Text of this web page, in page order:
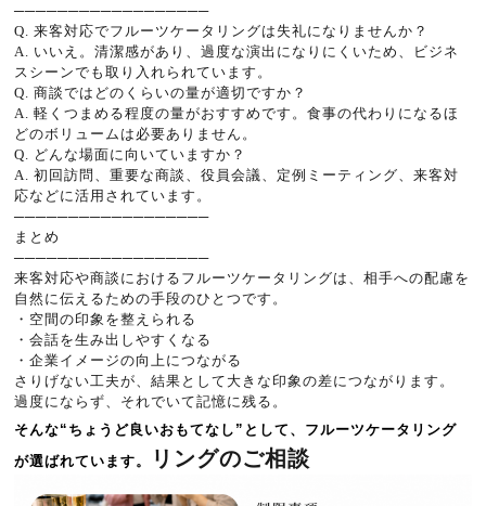
──────────────────
Q. 来客対応でフルーツケータリングは失礼になりませんか？
A. いいえ。清潔感があり、過度な演出になりにくいため、ビジネ
スシーンでも取り入れられています。
Q. 商談ではどのくらいの量が適切ですか？
A. 軽くつまめる程度の量がおすすめです。食事の代わりになるほ
どのボリュームは必要ありません。
Q. どんな場面に向いていますか？
A. 初回訪問、重要な商談、役員会議、定例ミーティング、来客対
応などに活用されています。
──────────────────
まとめ
──────────────────
来客対応や商談におけるフルーツケータリングは、相手への配慮を
自然に伝えるための手段のひとつです。
・空間の印象を整えられる
・会話を生み出しやすくなる
・企業イメージの向上につながる
さりげない工夫が、結果として大きな印象の差につながります。
過度にならず、それでいて記憶に残る。
そんな“ちょうど良いおもてなし”として、フルーツケータリング
が選ばれています。
リングのご相談